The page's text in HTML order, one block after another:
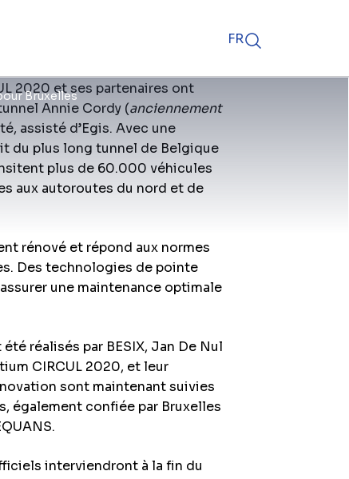
FR
Bruxelles
2020 et ses partenaires ont
Annie Cordy (anciennement
assisté d’Egis. Avec une
du plus long tunnel de Belgique
plus de 60.000 véhicules
aux autoroutes du nord et de
rénové et répond aux normes
Des technologies de pointe
une maintenance optimale
réalisés par BESIX, Jan De Nul
CIRCUL 2020, et leur
sont maintenant suivies
également confiée par Bruxelles
interviendront à la fin du